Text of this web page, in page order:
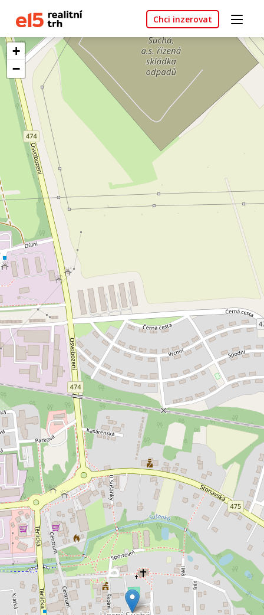
Chci inzerovat
+
−